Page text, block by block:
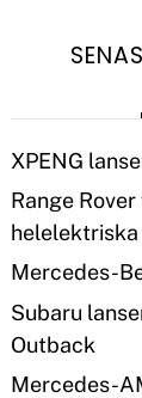
XPENG
Range
Mercedes-
Subaru
Outback
Mercedes-